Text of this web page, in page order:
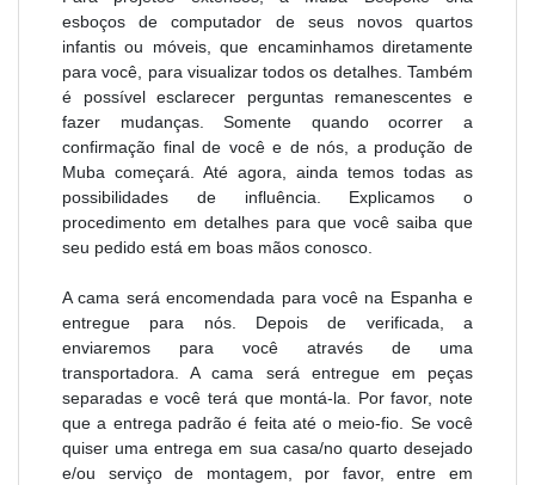
esboços de computador de seus novos quartos
infantis ou móveis, que encaminhamos diretamente
para você, para visualizar todos os detalhes. Também
é possível esclarecer perguntas remanescentes e
fazer mudanças. Somente quando ocorrer a
confirmação final de você e de nós, a produção de
Muba começará. Até agora, ainda temos todas as
possibilidades de influência. Explicamos o
procedimento em detalhes para que você saiba que
seu pedido está em boas mãos conosco.
A cama será encomendada para você na Espanha e
entregue para nós. Depois de verificada, a
enviaremos para você através de uma
transportadora. A cama será entregue em peças
separadas e você terá que montá-la. Por favor, note
que a entrega padrão é feita até o meio-fio. Se você
quiser uma entrega em sua casa/no quarto desejado
e/ou serviço de montagem, por favor, entre em